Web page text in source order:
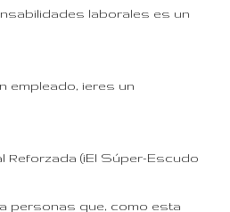
laborales es un
empleado, ¡eres un
Reforzada (¡El Súper-Escudo
personas que, como esta